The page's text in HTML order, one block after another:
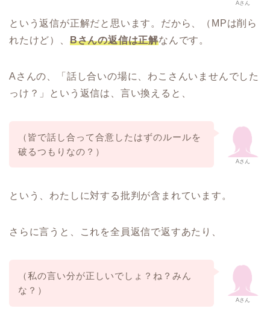
Aさん
という返信が正解だと思います。だから、（MPは削ら
れたけど）、 Bさんの返信は正解なんです。
Aさんの、「話し合いの場に、わこさんいませんでした
っけ？」という返信は、言い換えると、
Aさん
（皆で話し合って合意したはずのルールを
破るつもりなの？）
という、わたしに対する批判が含まれています。
さらに言うと、これを全員返信で返すあたり、
Aさん
（私の言い分が正しいでしょ？ね？みん
な？）